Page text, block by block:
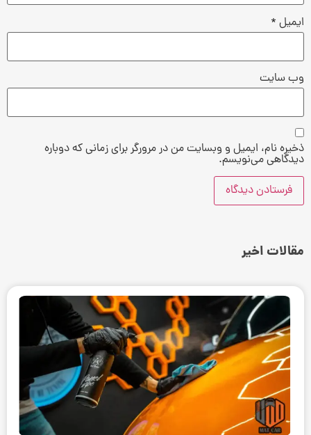
ایمیل *
وب‌ سایت
ذخیره نام، ایمیل و وبسایت من در مرورگر برای زمانی که دوباره
دیدگاهی می‌نویسم.
مقالات اخیر